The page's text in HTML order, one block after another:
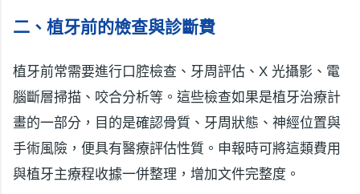
二、植牙前的檢查與診斷費
植牙前常需要進行口腔檢查、牙周評估、X 光攝影、電
腦斷層掃描、咬合分析等。這些檢查如果是植牙治療計
畫的一部分，目的是確認骨質、牙周狀態、神經位置與
手術風險，便具有醫療評估性質。申報時可將這類費用
與植牙主療程收據一併整理，增加文件完整度。